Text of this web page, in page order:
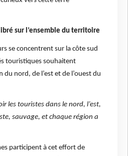
sur l’ensemble du territoire
se concentrent sur la côte sud
touristiques souhaitent
du nord, de l’est et de l’ouest du
les touristes dans le nord, l’est,
sauvage, et chaque région a
participent à cet effort de